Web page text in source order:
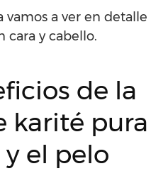
vamos a ver en detalle
cara y cabello.
de la
karité pura
y el pelo